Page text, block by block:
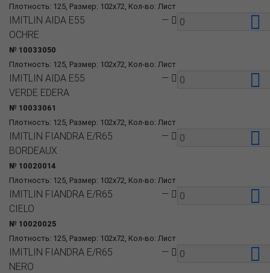
Плотность: 125, Размер: 102x72, Кол-во: Лист
Плотность: 125, Размер: 102x72, Кол-во: Лист
IMITLIN AIDA E55
OCHRE
№ 10033050
—
Плотность: 125, Размер: 102x72, Кол-во: Лист
IMITLIN AIDA E55
VERDE EDERA
№ 10033061
—
Плотность: 125, Размер: 102x72, Кол-во: Лист
IMITLIN FIANDRA E/R65
BORDEAUX
№ 10020014
—
Плотность: 125, Размер: 102x72, Кол-во: Лист
IMITLIN FIANDRA E/R65
CIELO
№ 10020025
—
IMITLIN FIANDRA E/R65
NERO
—